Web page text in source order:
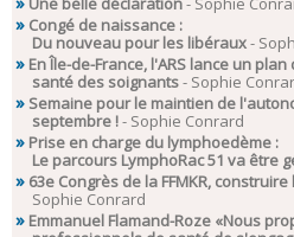
Congé de naissance :
Du nouveau pour les libéraux-
En Île-de-France, l'ARS lance un
santé des soignants- Sophie
Semaine pour le maintien de
septembre !- Sophie Conrard
Prise en charge du lymphoedème :
Le parcours LymphoRac 51 va être
63e Congrès de la FFMKR,
Sophie Conrard
Emmanuel Flamand-Roze «Nous